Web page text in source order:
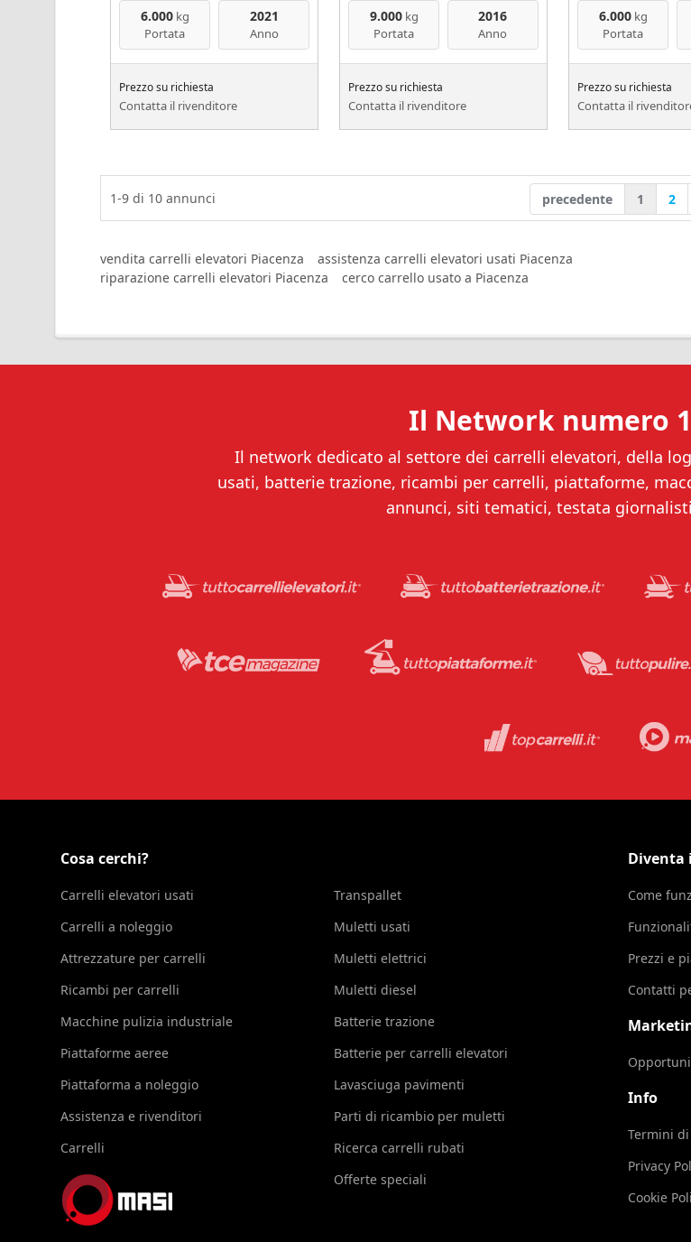
6.000kg
Portata
2021
Anno
Prezzo su richiesta
Contatta il rivenditore
9.000kg
Portata
2016
Anno
Prezzo su richiesta
Contatta il rivenditore
6.000kg
Portata
Prezzo su richiesta
Contatta il
1-9di 10 annunci precedente 1 2
vendita carrelli elevatori Piacenza
assistenza carrelli elevatori usati Piacenza
riparazione carrelli elevatori Piacenza
cerco carrello usato a Piacenza
Il Network numero
Il network dedicato al settore dei carrelli elevatori, della
usati, batterie trazione, ricambi per carrelli, piattaforme,
annunci, siti tematici, testata
Cosa cerchi?
Carrelli elevatori usati
Carrelli a noleggio
Attrezzature per carrelli
Ricambi per carrelli
Macchine pulizia industriale
Piattaforme aeree
Piattaforma a noleggio
Assistenza e rivenditori
Carrelli
Transpallet
Muletti usati
Muletti elettrici
Muletti diesel
Batterie trazione
Batterie per carrelli elevatori
Lavasciuga pavimenti
Parti di ricambio per muletti
Ricerca carrelli rubati
Offerte speciali
Diventa
Come
Prezzi e
Contatti
Info
Termini
Privacy
Cookie